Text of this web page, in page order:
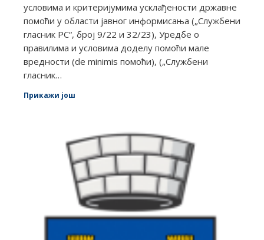
условима и критеријумима усклађености државне
помоћи у области јавног информисања („Службени
гласник РС“, број 9/22 и 32/23), Уредбе о
правилима и условима доделу помоћи мале
вредности (de minimis помоћи), („Службени
гласник…
Прикажи још